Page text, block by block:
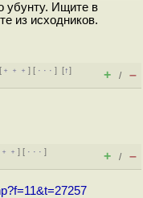
убунту. Ищите в
из исходников.
﹢﹢﹢] [ · · ·][↑]
+ / –
] [ · · ·]
+ / –